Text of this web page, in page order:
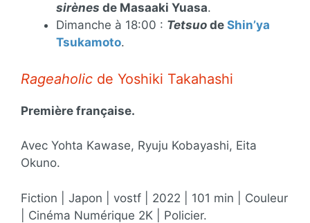
sirènes de Masaaki Yuasa.
Dimanche à 18:00 : Tetsuo de Shin’ya
Tsukamoto.
Rageaholic de Yoshiki Takahashi
Première française.
Avec Yohta Kawase, Ryuju Kobayashi, Eita
Okuno.
Fiction | Japon | vostf | 2022 | 101 min | Couleur
| Cinéma Numérique 2K | Policier.